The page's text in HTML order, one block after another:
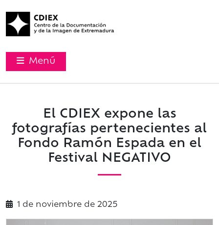
Menú
El CDIEX expone las
fotografías pertenecientes al
Fondo Ramón Espada en el
Festival NEGATIVO
1 de noviembre de 2025